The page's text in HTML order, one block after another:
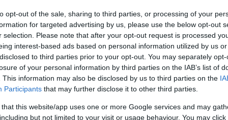
opt-out of the sale, sharing to third parties, or processing of your
for targeted advertising by us, please use the below opt-out
selection. Please note that after your opt-out request is processed
interest-based ads based on personal information utilized by us
to third parties prior to your opt-out. You may separately
of your personal information by third parties on the IAB’s list of
This information may also be disclosed by us to third parties on the
Participants that may further disclose it to other third parties.
that this website/app uses one or more Google services and may
but not limited to your visit or usage behaviour. You may
állampolgárnál mutatták ki a koronavírus-
eddig 5 519 495 embert oltottak be
már a második adag vakcinát is megkapták.
ra nőtt a Magyarországon azonosított
740 535-re emelkedett.
80 koronavírusos beteget ápolnak,